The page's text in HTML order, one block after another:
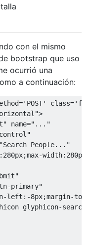
con el mismo
bootstrap que uso
ocurrió una
a continuación:
='POST' class=
>
name="..."
"Search People..."
: 280px;max-width: 280px
primary"
left :-8px;margin-top
glyphicon-